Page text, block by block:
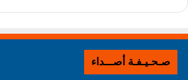
صـحـيـفـة أصـــداء